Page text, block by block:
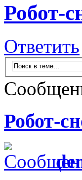
Робот-
Ответить
Робот-